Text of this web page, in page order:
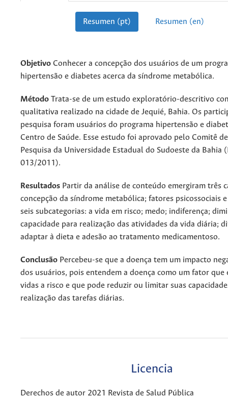
Resumen (pt) Resumen (en)
Objetivo Conhecer a concepção dos usuários de um
hipertensão e diabetes acerca da síndrome metabólica.
Método Trata-se de um estudo exploratório-descritivo
qualitativa realizado na cidade de Jequié, Bahia. Os
pesquisa foram usuários do programa hipertensão e
Centro de Saúde. Esse estudo foi aprovado pelo Comitê
Pesquisa da Universidade Estadual do Sudoeste da Bahia
013/2011).
Resultados Partir da análise de conteúdo emergiram três
concepção da síndrome metabólica; fatores psicossociais
seis subcategorias: a vida em risco; medo; indiferença;
capacidade para realização das atividades da vida diária;
adaptar à dieta e adesão ao tratamento medicamentoso.
Conclusão Percebeu-se que a doença tem um impacto
dos usuários, pois entendem a doença como um fator que
vidas a risco e que pode reduzir ou limitar suas
realização das tarefas diárias.
Licencia
Derechos de autor 2021 Revista de Salud Pública